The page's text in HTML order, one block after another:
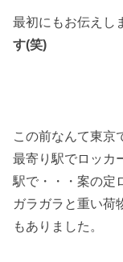
最初にもお伝えし
す(笑)
この前なんて東京
最寄り駅でロッカ
駅で・・・案の定
ガラガラと重い荷
もありました。